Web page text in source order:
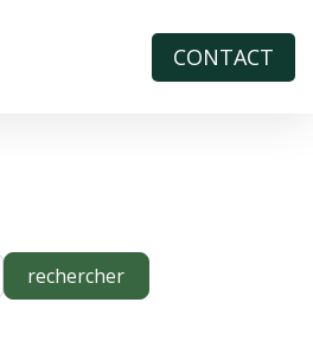
CONTACT
rechercherrechercher